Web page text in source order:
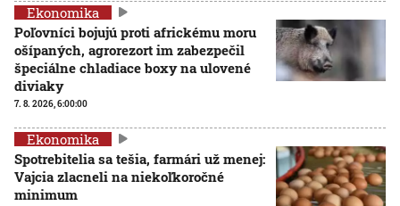
Ekonomika
Poľovníci bojujú proti africkému moru
ošípaných, agrorezort im zabezpečil
špeciálne chladiace boxy na ulovené
diviaky
7. 8. 2026, 6:00:00
Ekonomika
Spotrebitelia sa tešia, farmári už menej:
Vajcia zlacneli na niekoľkoročné
minimum